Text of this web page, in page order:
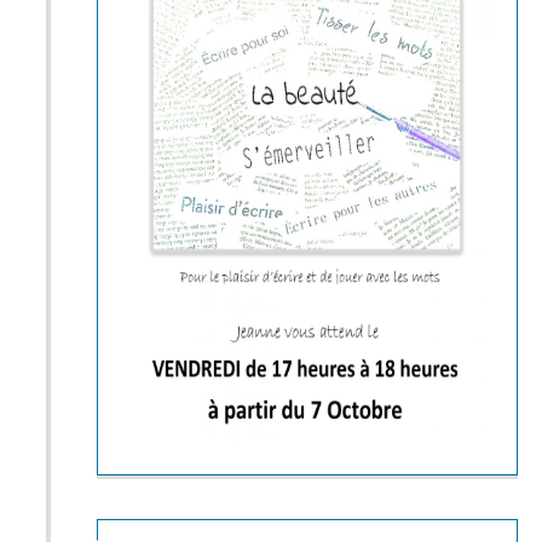
comprendre que ce documentaire,
initialement commande du CIO, ne fut
pas retenu comme film officiel de la
manifestation et fut très peu diffusé.
La séance sera suivie d’une rencontre
avec Federico Rossin, historien du
cinéma et programmateur associé du
mois du film documentaire.
Samedi 19 novembre à 17h à Saint-
Sernin-sur-Rance (salle Saint-Martin).
Marie LOSIER
précédé de « Lamb, la lutte
sénégalaise » film de Paulin
Soumanou Vieyra
catcheurs mexicains travestis qui